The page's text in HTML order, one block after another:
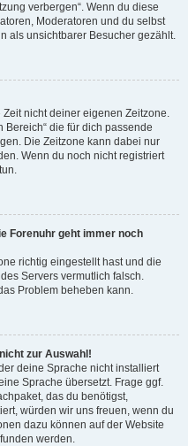
verbergen“. Wenn du diese
Moderatoren und du selbst
als unsichtbarer Besucher gezählt.
nicht deiner eigenen Zeitzone.
Bereich“ die für dich passende
Die Zeitzone kann dabei nur
Wenn du noch nicht registriert
Forenuhr geht immer noch
richtig eingestellt hast und die
Servers vermutlich falsch.
Problem beheben kann.
zur Auswahl!
deine Sprache nicht installiert
Sprache übersetzt. Frage ggf.
das du benötigst,
würden wir uns freuen, wenn du
dazu können auf der Website
werden.